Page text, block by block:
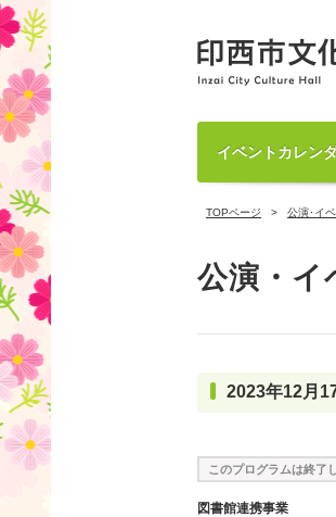
イベントカレン
TOPページ 公演･イ
公演・イ
2023年12月
このプログラムは終了
図書館連携事業